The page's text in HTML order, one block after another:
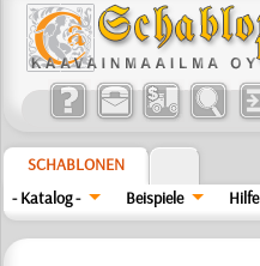
SCHABLONEN
- Katalog -
Beispiele Hilfe